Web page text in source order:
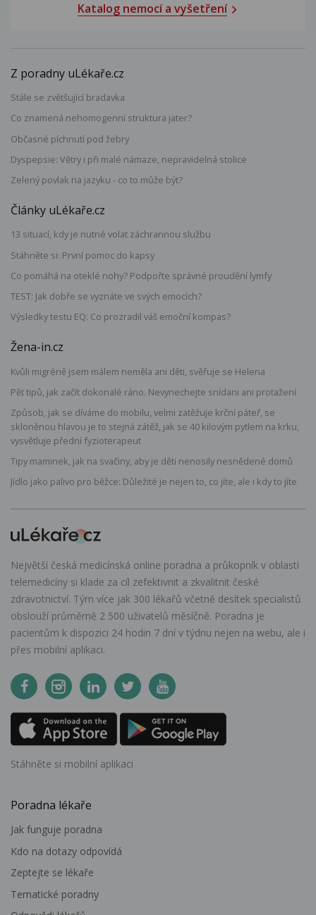
Katalog nemocí a vyšetření
Z poradny uLékaře.cz
Stále se zvětšující bradavka
Co znamená nehomogenní struktura jater?
Občasné píchnutí pod žebry
Dyspepsie: Větry i při malé námaze, nepravidelná stolice
Zelený povlak na jazyku - co to může být?
Články uLékaře.cz
13 situací, kdy je nutné volat záchrannou službu
Stáhněte si: První pomoc do kapsy
Co pomáhá na oteklé nohy? Podpořte správné proudění lymfy
TEST: Jak dobře se vyznáte ve svých emocích?
Výsledky testu EQ: Co prozradil váš emoční kompas?
Žena-in.cz
Kvůli migréně jsem málem neměla ani děti, svěřuje se Helena
Pět tipů, jak začít dokonalé ráno. Nevynechejte snídani ani protažení
Způsob, jak se díváme do mobilu, velmi zatěžuje krční páteř, se
skloněnou hlavou je to stejná zátěž, jak se 40 kilovým pytlem na krku,
vysvětluje přední fyzioterapeut
Tipy maminek, jak na svačiny, aby je děti nenosily nesnědené domů
Jídlo jako palivo pro běžce: Důležité je nejen to, co jíte, ale i kdy to jíte
Největší česká medicínská online poradna a průkopník v oblasti
telemedicíny si klade za cíl zefektivnit a zkvalitnit české
zdravotnictví. Tým více jak 300 lékařů včetně desítek specialistů
obslouží průměrně 2 500 uživatelů měsíčně. Poradna je
pacientům k dispozici 24 hodin 7 dní v týdnu nejen na webu, ale i
přes mobilní aplikaci.
Stáhněte si mobilní aplikaci
Poradna lékaře
Jak funguje poradna
Kdo na dotazy odpovídá
Zeptejte se lékaře
Tematické poradny